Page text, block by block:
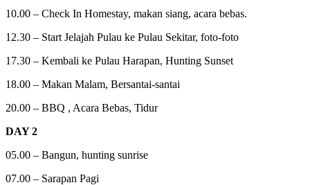
10.00 – Check In Homestay, makan siang, acara bebas.
12.30 – Start Jelajah Pulau ke Pulau Sekitar, foto-foto
17.30 – Kembali ke Pulau Harapan, Hunting Sunset
18.00 – Makan Malam, Bersantai-santai
20.00 – BBQ , Acara Bebas, Tidur
DAY 2
05.00 – Bangun, hunting sunrise
07.00 – Sarapan Pagi